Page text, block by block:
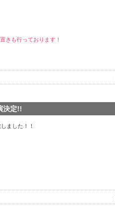
きも行っております！
決定!!
ました！！